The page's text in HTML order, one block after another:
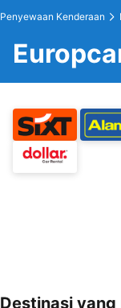
Penyewaan Kenderaan
Destinasi